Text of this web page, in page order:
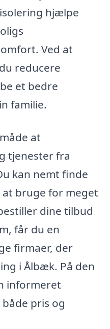
hjælpe
Ved at
reducere
et bedre
familie.
at
tjenester fra
kan nemt finde
bruge for meget
dine tilbud
får du en
firmaer, der
i Ålbæk. På den
informeret
pris og